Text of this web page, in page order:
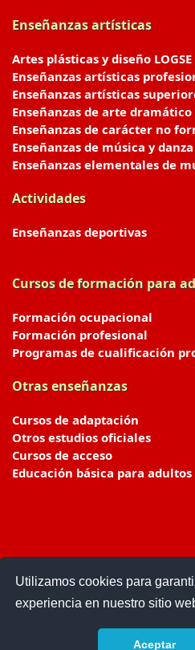
Utilizamos cookies para
experiencia en nuestro sitio
Aceptar
Enseñanzas artísticas
Artes plásticas y diseño LOGSE
Enseñanzas artísticas
Enseñanzas artísticas
Enseñanzas de arte dramático
Enseñanzas de carácter no
Enseñanzas de música y danza
Enseñanzas elementales de
Actividades
Enseñanzas deportivas
Cursos de formación para
Formación ocupacional
Formación profesional
Programas de cualificación
Otras enseñanzas
Cursos de adaptación
Otros estudios oficiales
Cursos de acceso
Educación básica para adultos